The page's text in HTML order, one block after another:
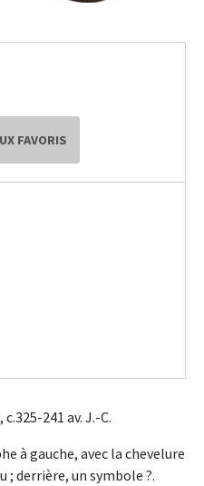
FAVORIS
241 av. J.-C.
à gauche, avec la chevelure
; derrière, un symbole ?.